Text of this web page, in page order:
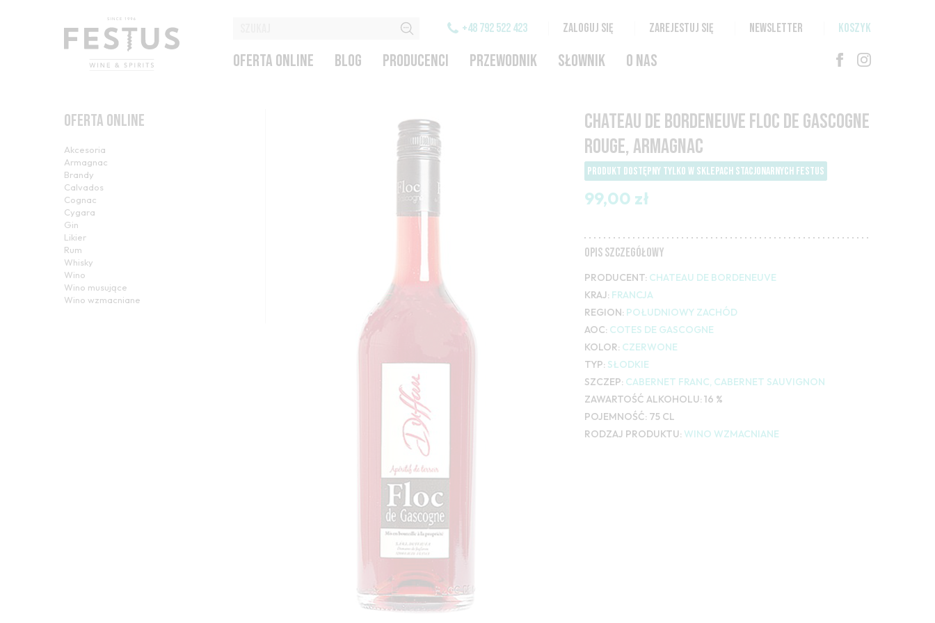
+48 792 522 423 ZALOGUJ SIĘ ZAREJESTUJ SIĘ NEWSLETTER KOSZYK
OFERTA ONLINE BLOG PRODUCENCI PRZEWODNIK SŁOWNIK O NAS
OFERTA ONLINE
Akcesoria
Armagnac
Brandy
Calvados
Cognac
Cygara
Gin
Likier
Rum
Whisky
Wino
Wino musujące
Wino wzmacniane
CHATEAU DE BORDENEUVE FLOC DE GASCOGNE
ROUGE, ARMAGNAC
PRODUKT DOSTĘPNY TYLKO W SKLEPACH STACJONARNYCH FESTUS
99,00 zł
OPIS SZCZEGÓŁOWY
PRODUCENT: CHATEAU DE BORDENEUVE
KRAJ: FRANCJA
REGION: POŁUDNIOWY ZACHÓD
AOC: COTES DE GASCOGNE
KOLOR: CZERWONE
TYP: SŁODKIE
SZCZEP: CABERNET FRANC, CABERNET SAUVIGNON
ZAWARTOŚĆ ALKOHOLU: 16 %
POJEMNOŚĆ: 75 CL
RODZAJ PRODUKTU: WINO WZMACNIANE